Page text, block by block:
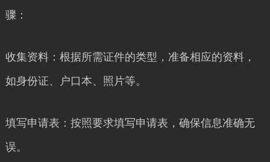
骤：
收集资料：根据所需证件的类型，准备相应的资料，
如身份证、户口本、照片等。
填写申请表：按照要求填写申请表，确保信息准确无
误。